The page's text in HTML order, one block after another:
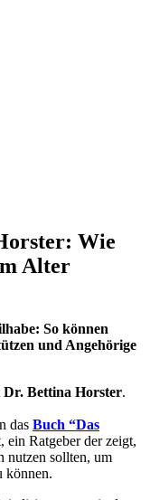
Wie
Alter
So können
und Angehörige
Dr. Bettina Horster.
das Buch “Das
ein Ratgeber der zeigt,
nutzen sollten, um
können.